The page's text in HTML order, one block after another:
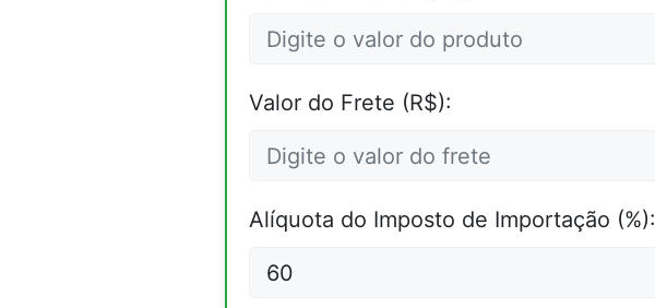
Valor do Frete (R$):
Alíquota do Imposto de Importação (%):